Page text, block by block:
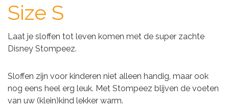
Size S
Laat je sloffen tot leven komen met de super zachte
Disney Stompeez.
Sloffen zijn voor kinderen niet alleen handig, maar ook
nog eens heel erg leuk. Met Stompeez blijven de voeten
van uw (klein)kind lekker warm.